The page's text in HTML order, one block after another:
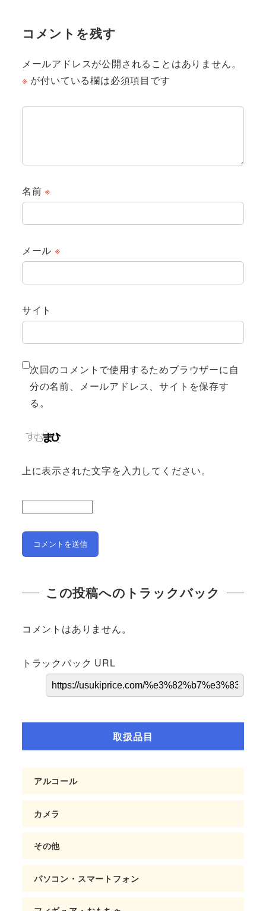
コメントを残す
メールアドレスが公開されることはありません。
※ が付いている欄は必須項目です
名前※
メール ※
サイト
次回のコメントで使用するためブラウザーに自
分の名前、メールアドレス、サイトを保存す
る。
上に表示された文字を入力してください。
この投稿へのトラックバック
コメントはありません。
トラックバック URL
取扱品目
アルコール
カメラ
その他
パソコン・スマートフォン